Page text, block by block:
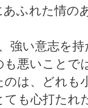
あふれた情の
強い意志を
悪いことで
は、どれも
も心打たれ